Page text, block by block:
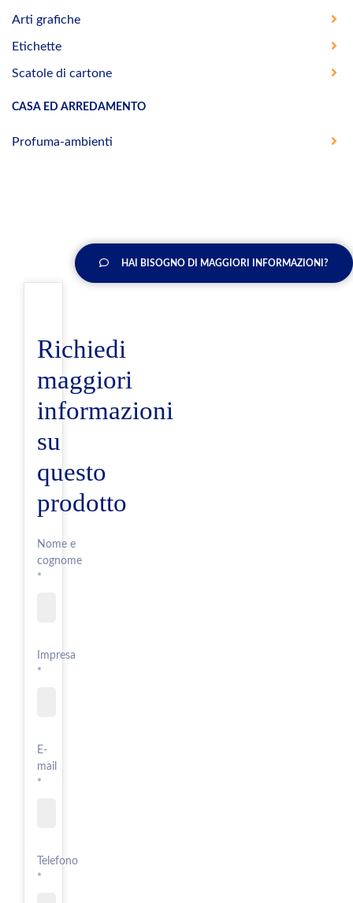
Arti grafiche
Etichette
Scatole di cartone
CASA ED ARREDAMENTO
Profuma-ambienti
HAI BISOGNO DI MAGGIORI INFORMAZIONI?
Richiedi
maggiori
informazioni
su
questo
prodotto
Nome e
cognome
*
Impresa
*
E-
mail
*
Telefono
*